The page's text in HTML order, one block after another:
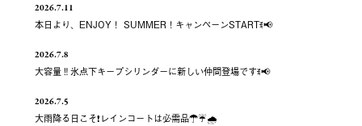
2026.7.11
本日より、ENJOY！ SUMMER！キャンペーンSTARTꉂ📢
2026.7.8
大容量‼️氷点下キープシリンダーに新しい仲間登場ですꉂ📢
2026.7.5
大雨降る日こそ❗️レインコートは必需品☂️☔️🌧